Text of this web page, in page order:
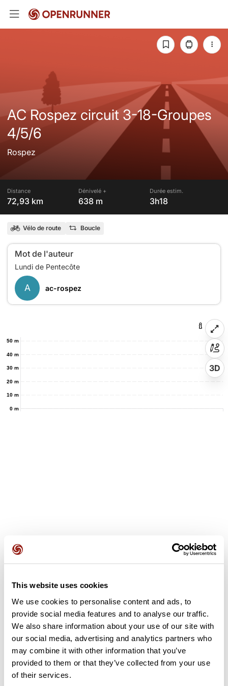
This website uses cookies
We use cookies to personalise content and ads, to
provide social media features and to analyse our traffic.
We also share information about your use of our site with
our social media, advertising and analytics partners who
may combine it with other information that you’ve
provided to them or that they’ve collected from your use
of their services.
AC Rospez circuit 3-18-Groupes
4/5/6
Rospez
Distance
72,93 km
Dénivelé +
638 m
Durée estim.
3h18
Vélo de route Boucle
Mot de l'auteur
A ac-rospez
0 m
10 m
20 m
30 m
40 m
50 m
3D
Soyez le premier à ajouter un avis !
Ajouter un avis